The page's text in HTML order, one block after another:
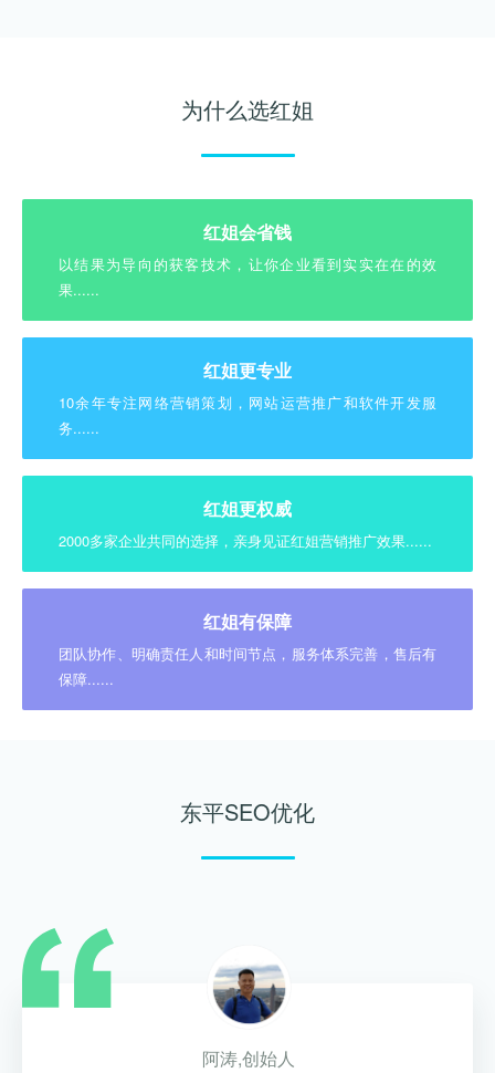
为什么选红姐
红姐会省钱
以结果为导向的获客技术，让你企业看到实实在在的效
果......
红姐更专业
10余年专注网络营销策划，网站运营推广和软件开发服
务......
红姐更权威
2000多家企业共同的选择，亲身见证红姐营销推广效果......
红姐有保障
团队协作、明确责任人和时间节点，服务体系完善，售后有
保障......
东平SEO优化
阿涛,创始人